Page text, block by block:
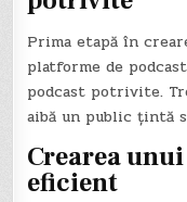
Prima etapă în
platforme de
podcast potrivite.
aibă un public țintă
Crearea
eficient